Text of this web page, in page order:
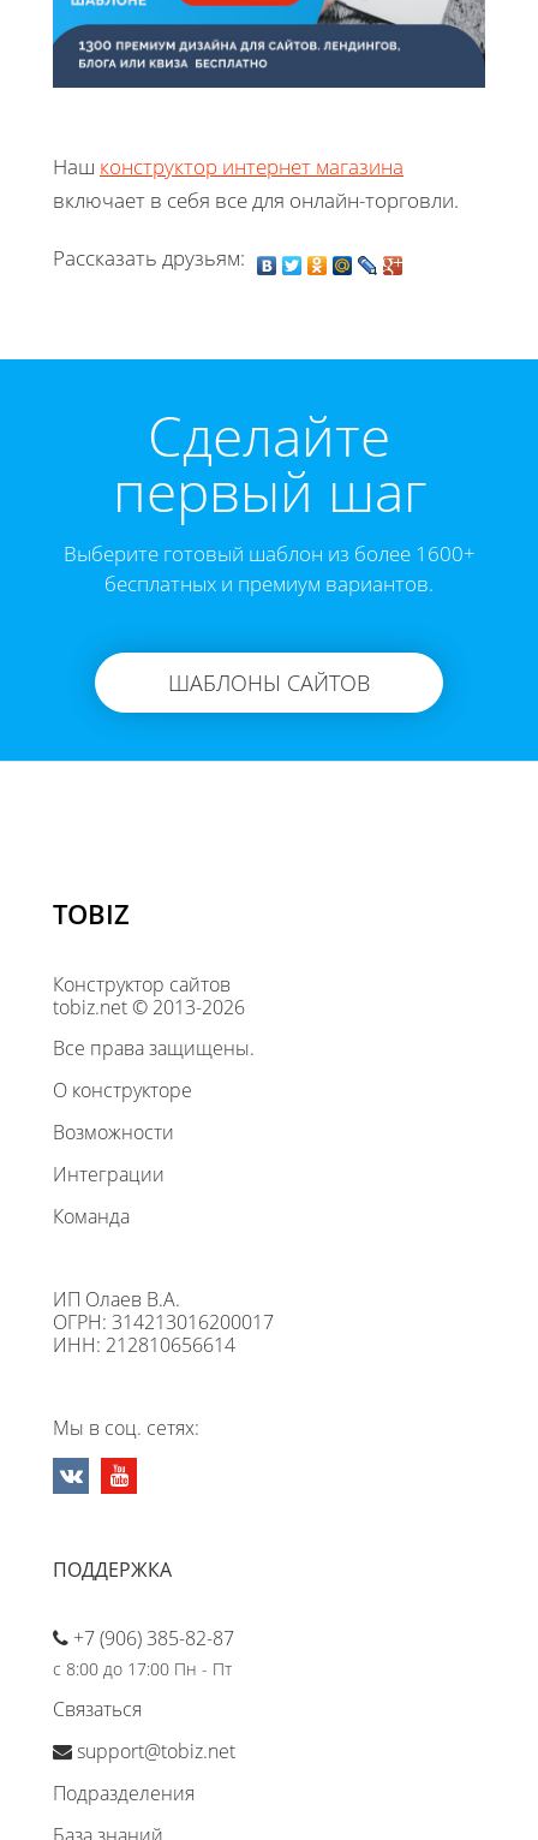
Наш конструктор интернет магазина
включает в себя все для онлайн-торговли.
Рассказать друзьям:
Cделайте
первый шаг
Выберите готовый шаблон из более 1600+
бесплатных и премиум вариантов.
ШАБЛОНЫ САЙТОВ
TOBIZ
Конструктор сайтов
tobiz.net © 2013-2026
Все права защищены.
О конструкторе
Возможности
Интеграции
Команда
ИП Олаев В.А.
ОГРН: 314213016200017
ИНН: 212810656614
Мы в соц. сетях:
ПОДДЕРЖКА
+7 (906) 385-82-87
с 8:00 до 17:00 Пн - Пт
Связаться
support@tobiz.net
Подразделения